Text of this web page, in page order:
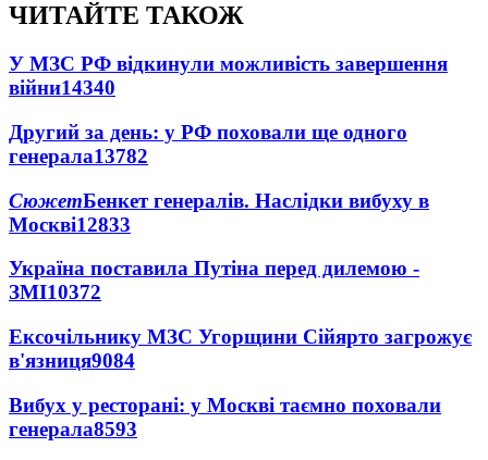
ЧИТАЙТЕ ТАКОЖ
У МЗС РФ відкинули можливість завершення
війни14340
Другий за день: у РФ поховали ще одного
генерала13782
СюжетБенкет генералів. Наслідки вибуху в
Москві12833
Україна поставила Путіна перед дилемою -
ЗМІ10372
Ексочільнику МЗС Угорщини Сійярто загрожує
в'язниця9084
Вибух у ресторані: у Москві таємно поховали
генерала8593